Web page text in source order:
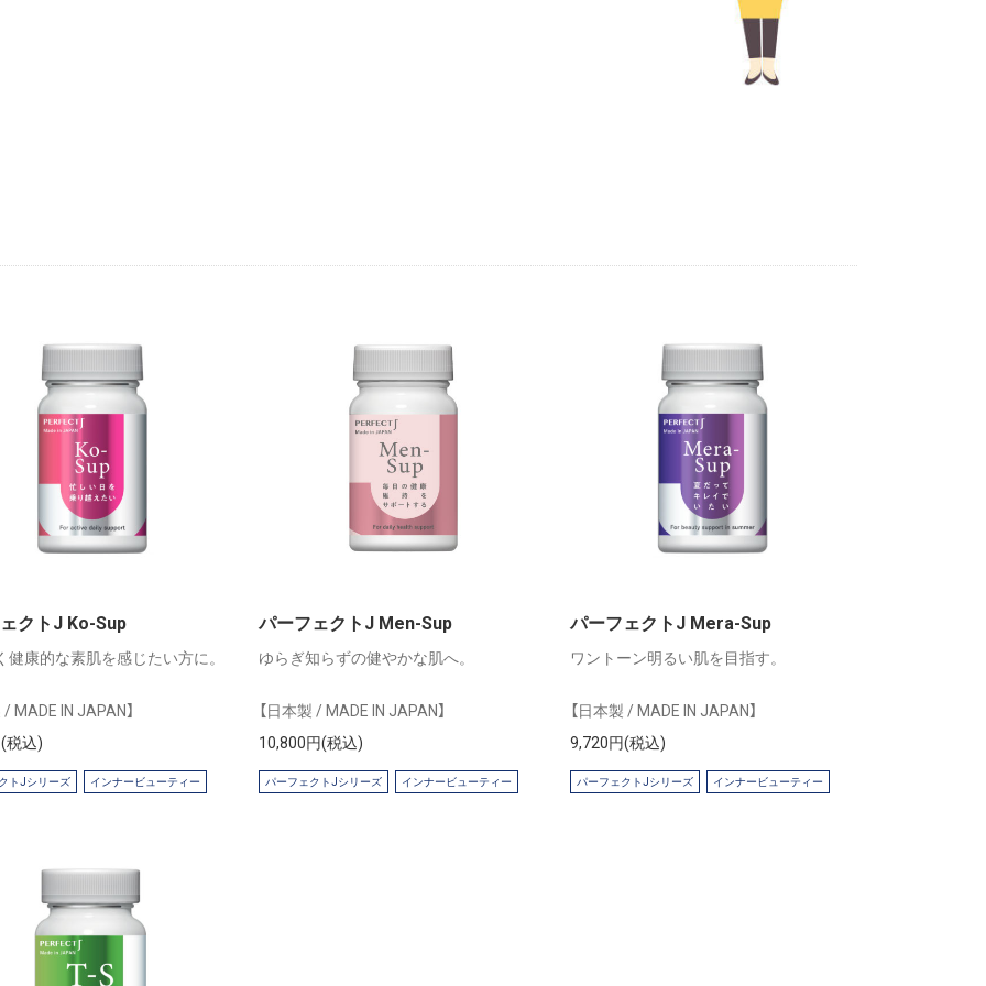
クトJ Ko-Sup
健康的な素肌を感じたい方に。
/ MADE IN JAPAN】
税込)
トJシリーズ インナービューティー
パーフェクトJ Men-Sup
ゆらぎ知らずの健やかな肌へ。
【日本製 / MADE IN JAPAN】
10,800円(税込)
パーフェクトJシリーズ インナービューティー
パーフェクトJ Mera-Sup
ワントーン明るい肌を目指す。
【日本製 / MADE IN JAPAN】
9,720円(税込)
パーフェクトJシリーズ インナービューティー